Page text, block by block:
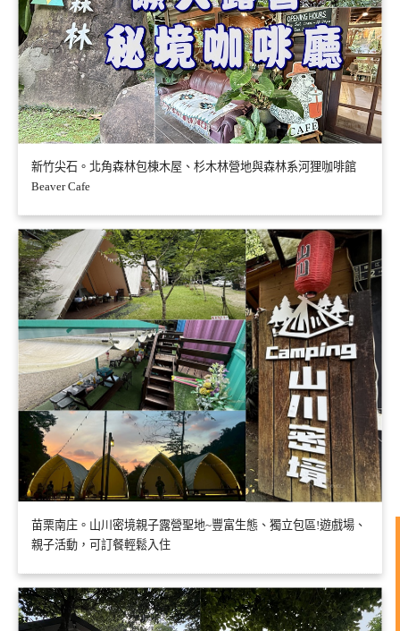
新竹尖石。北角森林包棟木屋、杉木林營地與森林系河狸咖啡館
Beaver Cafe
苗栗南庄。山川密境親子露營聖地~豐富生態、獨立包區!遊戲場、
親子活動，可訂餐輕鬆入住